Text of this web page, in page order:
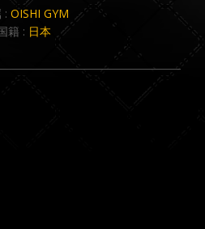
: OISHI GYM
籍 : 日本